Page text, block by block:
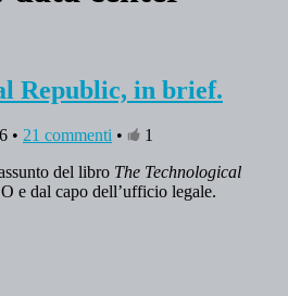
Republic, in brief.
• 21 commenti •
1
del libro The Technological
e dal capo dell’ufficio legale.